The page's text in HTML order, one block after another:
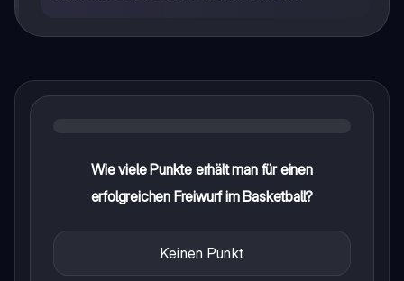
Wie viele Punkte erhält man für einen
erfolgreichen Freiwurf im Basketball?
Keinen Punkt